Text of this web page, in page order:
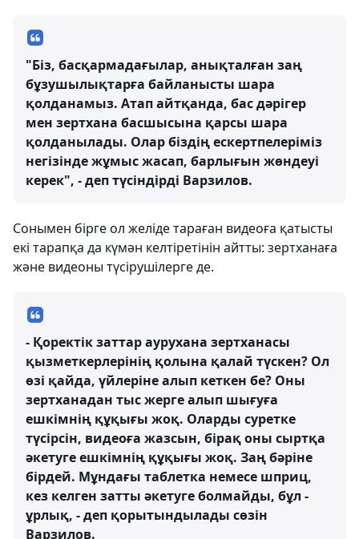
"Біз, басқармадағылар, анықталған заң
бұзушылықтарға байланысты шара
қолданамыз. Атап айтқанда, бас дәрігер
мен зертхана басшысына қарсы шара
қолданылады. Олар біздің ескертпелеріміз
негізінде жұмыс жасап, барлығын жөндеуі
керек", - деп түсіндірді Варзилов.
Сонымен бірге ол желіде тараған видеоға қатысты
екі тарапқа да күмән келтіретінін айтты: зертханаға
және видеоны түсірушілерге де.
- Қоректік заттар аурухана зертханасы
қызметкерлерінің қолына қалай түскен? Ол
өзі қайда, үйлеріне алып кеткен бе? Оны
зертханадан тыс жерге алып шығуға
ешкімнің құқығы жоқ. Оларды суретке
түсірсін, видеоға жазсын, бірақ оны сыртқа
әкетуге ешкімнің құқығы жоқ. Заң бәріне
бірдей. Мұндағы таблетка немесе шприц,
кез келген затты әкетуге болмайды, бұл -
ұрлық, - деп қорытындылады сөзін
Варзилов.